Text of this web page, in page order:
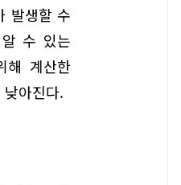
발생할 수
수 있는
해 계산한
아진다.